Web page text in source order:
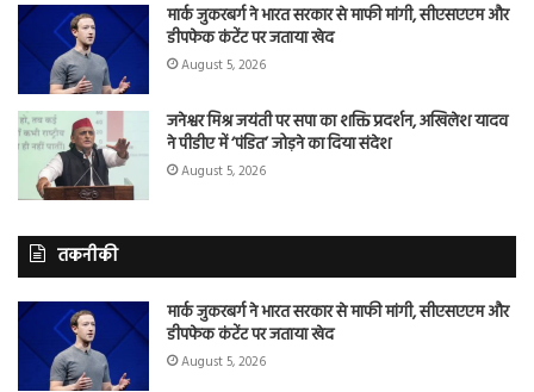
मार्क जुकरबर्ग ने भारत सरकार से माफी मांगी, सीएसएएम और
डीपफेक कंटेंट पर जताया खेद
August 5, 2026
जनेश्वर मिश्र जयंती पर सपा का शक्ति प्रदर्शन, अखिलेश यादव
ने पीडीए में ‘पंडित’ जोड़ने का दिया संदेश
August 5, 2026
तकनीकी
मार्क जुकरबर्ग ने भारत सरकार से माफी मांगी, सीएसएएम और
डीपफेक कंटेंट पर जताया खेद
August 5, 2026